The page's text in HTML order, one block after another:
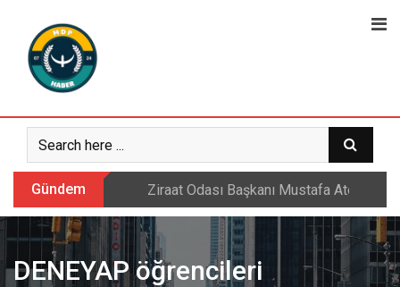
content
Gündem Sarıkamış’ta hanımlara yönelik
DENEYAP öğrencileri